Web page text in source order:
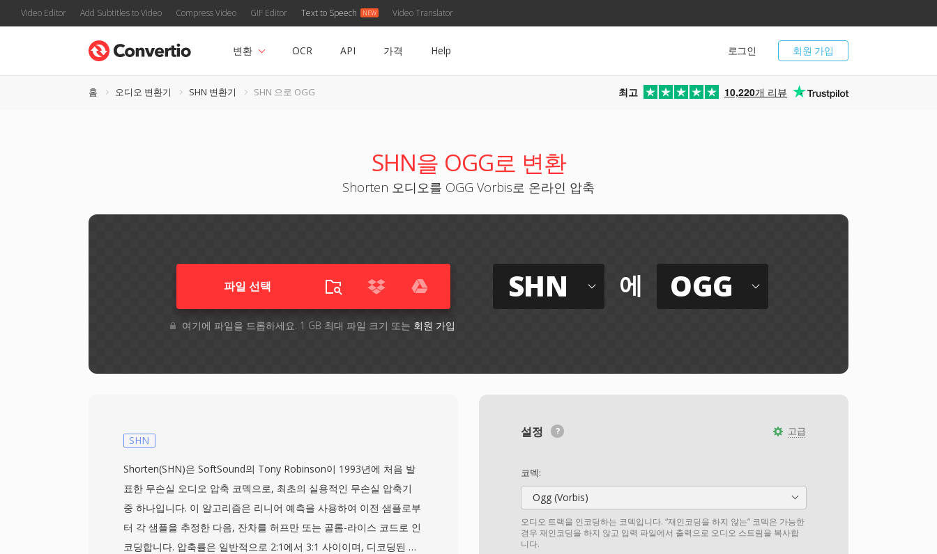
Video Editor Add Subtitles to Video Compress Video GIF Editor Text to Speech Video Translator
회원 가입
로그인
변환 OCR API 가격 Help
홈 오디오 변환기 SHN 변환기 SHN 으로 OGG 최고 10,220개 리뷰
SHN을 OGG로 변환
Shorten 오디오를 OGG Vorbis로 온라인 압축
파일 선택
여기에 파일을 드롭하세요. 1 GB 최대 파일 크기 또는 회원 가입
SHN 에 OGG
고급
설정
코덱:
Ogg (Vorbis)
오디오 트랙을 인코딩하는 코덱입니다. “재인코딩을 하지 않는” 코덱은 가능한
경우 재인코딩을 하지 않고 입력 파일에서 출력으로 오디오 스트림을 복사합
니다.
SHN
Shorten(SHN)은 SoftSound의 Tony Robinson이 1993년에 처음 발
표한 무손실 오디오 압축 코덱으로, 최초의 실용적인 무손실 압축기
중 하나입니다. 이 알고리즘은 리니어 예측을 사용하여 이전 샘플로부
터 각 샘플을 추정한 다음, 잔차를 허프만 또는 골롬-라이스 코드로 인
코딩합니다. 압축률은 일반적으로 2:1에서 3:1 사이이며, 디코딩된 출